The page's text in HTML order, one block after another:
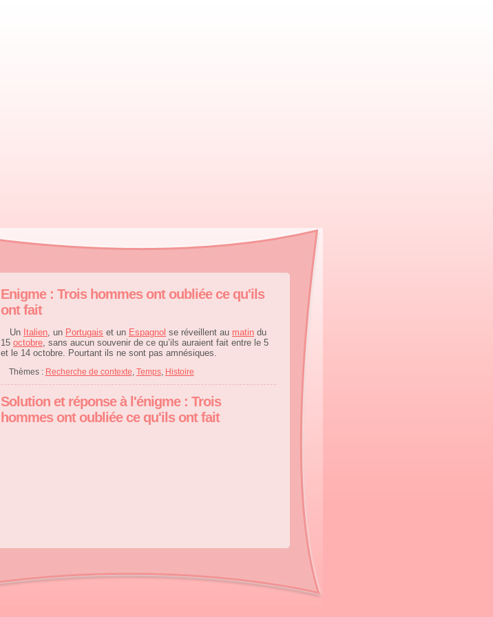
Enigme : Trois hommes ont oubliée ce qu'ils
ont fait
Un Italien, un Portugais et un Espagnol se réveillent au matin du
15 octobre, sans aucun souvenir de ce qu’ils auraient fait entre le 5
et le 14 octobre. Pourtant ils ne sont pas amnésiques.
Thèmes : Recherche de contexte Temps, Histoire
Solution et réponse à l'énigme : Trois
hommes ont oubliée ce qu'ils ont fait